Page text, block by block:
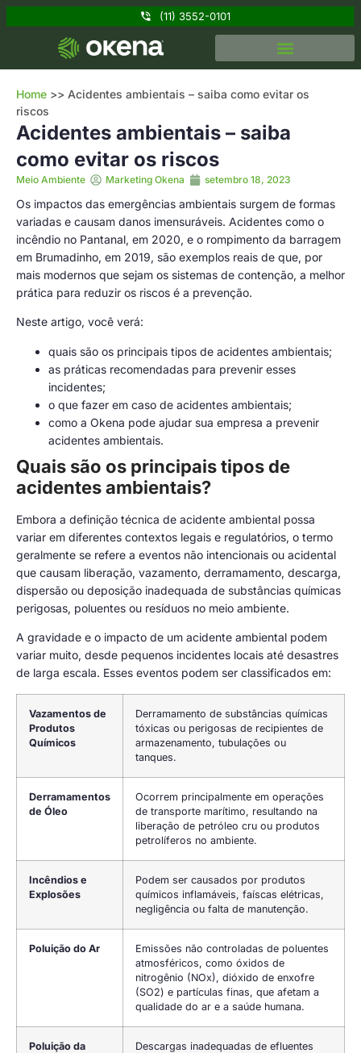
(11) 3552-0101
Home >> Acidentes ambientais – saiba como evitar os
riscos
Acidentes ambientais – saiba
como evitar os riscos
Meio Ambiente Marketing Okena setembro 18, 2023
Os impactos das emergências ambientais surgem de formas
variadas e causam danos imensuráveis. Acidentes como o
incêndio no Pantanal, em 2020, e o rompimento da barragem
em Brumadinho, em 2019, são exemplos reais de que, por
mais modernos que sejam os sistemas de contenção, a melhor
prática para reduzir os riscos é a prevenção.
Neste artigo, você verá:
quais são os principais tipos de acidentes ambientais;
as práticas recomendadas para prevenir esses
incidentes;
o que fazer em caso de acidentes ambientais;
como a Okena pode ajudar sua empresa a prevenir
acidentes ambientais.
Quais são os principais tipos de
acidentes ambientais?
Embora a definição técnica de acidente ambiental possa
variar em diferentes contextos legais e regulatórios, o termo
geralmente se refere a eventos não intencionais ou acidental
que causam liberação, vazamento, derramamento, descarga,
dispersão ou deposição inadequada de substâncias químicas
perigosas, poluentes ou resíduos no meio ambiente.
A gravidade e o impacto de um acidente ambiental podem
variar muito, desde pequenos incidentes locais até desastres
de larga escala. Esses eventos podem ser classificados em:
Vazamentos de
Produtos
Químicos
Derramamento de substâncias químicas
tóxicas ou perigosas de recipientes de
armazenamento, tubulações ou
tanques.
Derramamentos
de Óleo
Ocorrem principalmente em operações
de transporte marítimo, resultando na
liberação de petróleo cru ou produtos
petrolíferos no ambiente.
Incêndios e
Explosões
Podem ser causados por produtos
químicos inflamáveis, faíscas elétricas,
negligência ou falta de manutenção.
Poluição do Ar
Emissões não controladas de poluentes
atmosféricos, como óxidos de
nitrogênio (NOx), dióxido de enxofre
(SO2) e partículas finas, que afetam a
qualidade do ar e a saúde humana.
Poluição da
Descargas inadequadas de efluentes